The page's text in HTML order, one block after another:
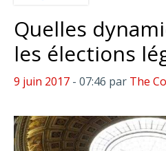
Quelles
les élections
9 juin 2017 - 07:46 par The